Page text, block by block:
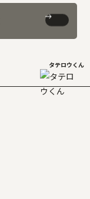
タテロウくん
ース